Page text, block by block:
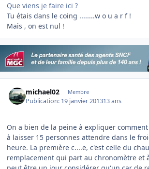
Que viens je faire ici ?
Tu étais dans le coing ........w o u a r f !
Mais , on est nul !
michael02 Membre
Publication: 19 janvier 201313 ans
On a bien de la peine à expliquer
à laisser 15 personnes attendre dans le
heure. La première c....e, c'est celle du
remplacement qui part au chronomètre et